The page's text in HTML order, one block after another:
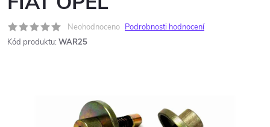
Neohodnoceno Podrobnosti hodnocení
Kód produktu: WAR25